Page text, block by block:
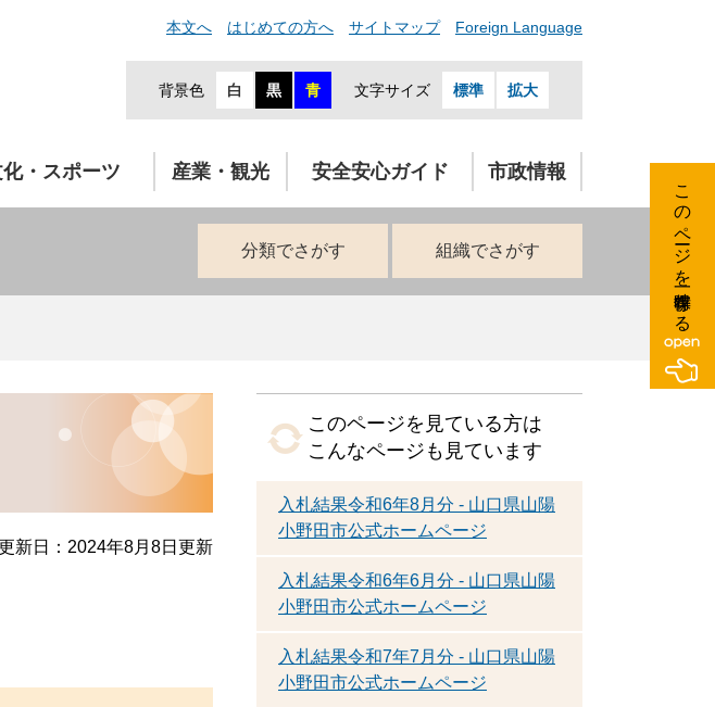
本文へ はじめての方へ サイトマップ Foreign Language
背景色 白 黒 青 文字サイズ 標準 拡大
・スポーツ 産業・観光 安全安心ガイド 市政情報
分類でさがす 組織でさがす
新日：2024年8月8日更新
このページを見ている方は
こんなページも見ています
入札結果令和6年8月分 - 山口県山陽
小野田市公式ホームページ
入札結果令和6年6月分 - 山口県山陽
小野田市公式ホームページ
入札結果令和7年7月分 - 山口県山陽
小野田市公式ホームページ
このページを一時保存する